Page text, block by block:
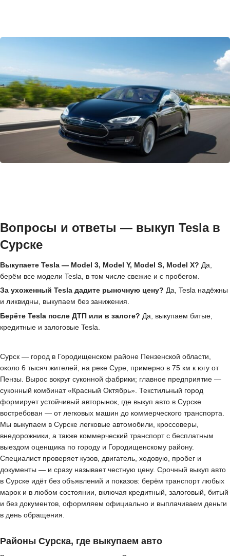
Вопросы и ответы — выкуп Tesla в
Сурске
Выкупаете Tesla — Model 3, Model Y, Model S, Model X? Да,
берём все модели Tesla, в том числе свежие и с пробегом.
За ухоженный Tesla дадите рыночную цену? Да, Tesla надёжны
и ликвидны, выкупаем без занижения.
Берёте Tesla после ДТП или в залоге? Да, выкупаем битые,
кредитные и залоговые Tesla.
Сурск — город в Городищенском районе Пензенской области,
около 6 тысяч жителей, на реке Суре, примерно в 75 км к югу от
Пензы. Вырос вокруг суконной фабрики; главное предприятие —
суконный комбинат «Красный Октябрь». Текстильный город
формирует устойчивый авторынок, где выкуп авто в Сурске
востребован — от легковых машин до коммерческого транспорта.
Мы выкупаем в Сурске легковые автомобили, кроссоверы,
внедорожники, а также коммерческий транспорт с бесплатным
выездом оценщика по городу и Городищенскому району.
Специалист проверяет кузов, двигатель, ходовую, пробег и
документы — и сразу называет честную цену. Срочный выкуп авто
в Сурске идёт без объявлений и показов: берём транспорт любых
марок и в любом состоянии, включая кредитный, залоговый, битый
и без документов, оформляем официально и выплачиваем деньги
в день обращения.
Районы Сурска, где выкупаем авто